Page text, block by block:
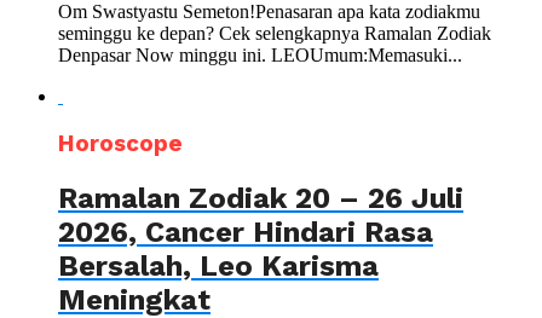
Om Swastyastu Semeton!Penasaran apa kata zodiakmu
seminggu ke depan? Cek selengkapnya Ramalan Zodiak
Denpasar Now minggu ini. LEOUmum:Memasuki...
Horoscope
Ramalan Zodiak 20 – 26 Juli
2026, Cancer Hindari Rasa
Bersalah, Leo Karisma
Meningkat